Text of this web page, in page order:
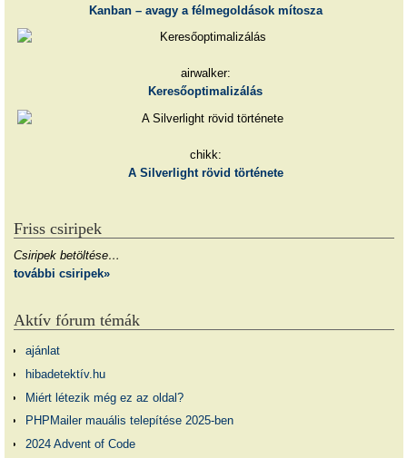
Kanban – avagy a félmegoldások mítosza
airwalker:
Keresőoptimalizálás
chikk:
A Silverlight rövid története
Friss csiripek
Csiripek betöltése…
további csiripek»
Aktív fórum témák
ajánlat
hibadetektív.hu
Miért létezik még ez az oldal?
PHPMailer mauális telepítése 2025-ben
2024 Advent of Code